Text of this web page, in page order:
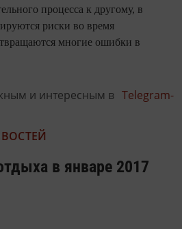
процесса к другому, в
риски во время
многие ошибки в
и интересным в Telegram-
в январе 2017